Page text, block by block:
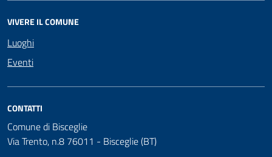
VIVERE IL COMUNE
Luoghi
Eventi
CONTATTI
Comune di Bisceglie
Via Trento, n.8 76011 - Bisceglie (BT)